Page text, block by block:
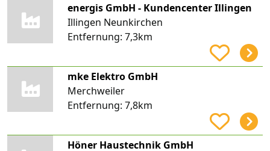
energis GmbH - Kundencenter Illingen
Illingen Neunkirchen
Entfernung: 7,3km
mke Elektro GmbH
Merchweiler
Entfernung: 7,8km
Höner Haustechnik GmbH